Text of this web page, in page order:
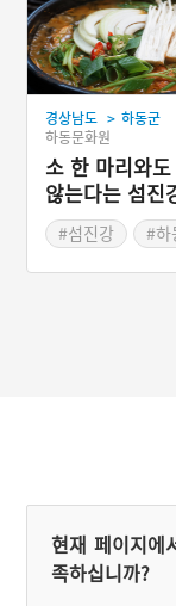
경상남도 > 하동군
하동문화원
소 한 마리와
않는다는 섬진
하동 참게탕
#섬진강
#하
현재 페이지에
족하십니까?